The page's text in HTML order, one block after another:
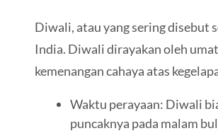
Diwali, atau yang sering disebut
India. Diwali dirayakan oleh
kemenangan cahaya atas
Waktu perayaan: Diwali
puncaknya pada malam